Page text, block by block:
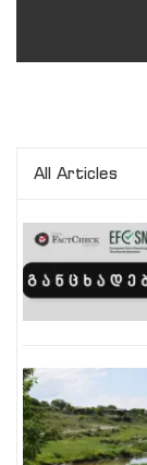
All Articles